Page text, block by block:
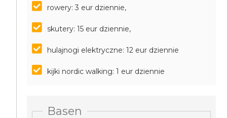
rowery: 3 eur dziennie,
skutery: 15 eur dziennie,
hulajnogi elektryczne: 12 eur dziennie
kijki nordic walking: 1 eur dziennie
Basen